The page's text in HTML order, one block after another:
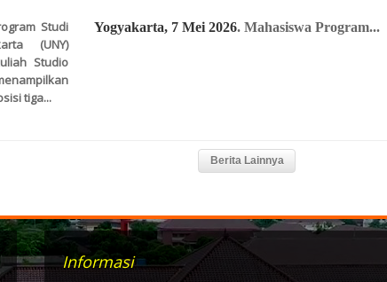
Studi
(UNY)
Studio
tiga...
Yogyakarta, 7 Mei 2026. Mahasiswa Program...
Informasi